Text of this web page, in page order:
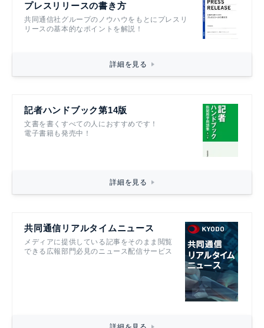
プレスリリースの書き方
共同通信社グループのノウハウをもとにプレスリ
リースの基本的なポイントを解説！
詳細を見る
記者ハンドブック第14版
文書を書くすべての人におすすめです！
電子書籍も発売中！
詳細を見る
共同通信リアルタイムニュース
メディアに提供している記事をそのまま閲覧
できる広報部門必見のニュース配信サービス